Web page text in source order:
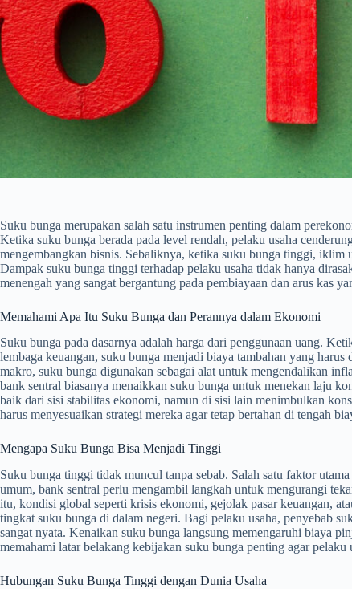
Suku bunga merupakan salah satu instrumen penting dalam
Ketika suku bunga berada pada level rendah, pelaku usaha
mengembangkan bisnis. Sebaliknya, ketika suku bunga tinggi, iklim
Dampak suku bunga tinggi terhadap pelaku usaha tidak hanya
menengah yang sangat bergantung pada pembiayaan dan arus kas
Memahami Apa Itu Suku Bunga dan Perannya dalam Ekonomi
Suku bunga pada dasarnya adalah harga dari penggunaan uang.
lembaga keuangan, suku bunga menjadi biaya tambahan yang
makro, suku bunga digunakan sebagai alat untuk mengendalikan
bank sentral biasanya menaikkan suku bunga untuk menekan laju
baik dari sisi stabilitas ekonomi, namun di sisi lain menimbulkan
harus menyesuaikan strategi mereka agar tetap bertahan di tengah
Mengapa Suku Bunga Bisa Menjadi Tinggi
Suku bunga tinggi tidak muncul tanpa sebab. Salah satu faktor
umum, bank sentral perlu mengambil langkah untuk mengurangi
itu, kondisi global seperti krisis ekonomi, gejolak pasar keuangan,
tingkat suku bunga di dalam negeri. Bagi pelaku usaha, penyebab
sangat nyata. Kenaikan suku bunga langsung memengaruhi biaya
memahami latar belakang kebijakan suku bunga penting agar
Hubungan Suku Bunga Tinggi dengan Dunia Usaha